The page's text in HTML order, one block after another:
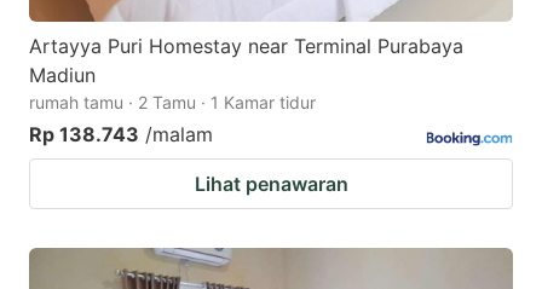
Artayya Puri Homestay near Terminal Purabaya
Madiun
rumah tamu · 2 Tamu · 1 Kamar tidur
Rp 138.743 /malam
Lihat penawaran